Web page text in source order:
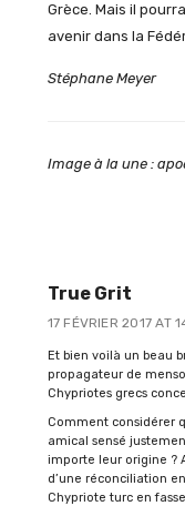
Grèce. Mais il
avenir dans la
Stéphane Meyer
Image à la une :
True Grit
17 FÉVRIER 2017 AT
Et bien voilà un beau
propagateur de
Chypriotes grecs
Comment considérer
amical sensé
importe leur origine ?
d’une réconciliation
Chypriote turc en